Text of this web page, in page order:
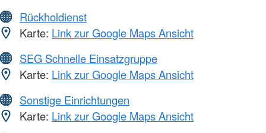
Rückholdienst
Karte: Link zur Google Maps Ansicht
SEG Schnelle Einsatzgruppe
Karte: Link zur Google Maps Ansicht
Sonstige Einrichtungen
Karte: Link zur Google Maps Ansicht